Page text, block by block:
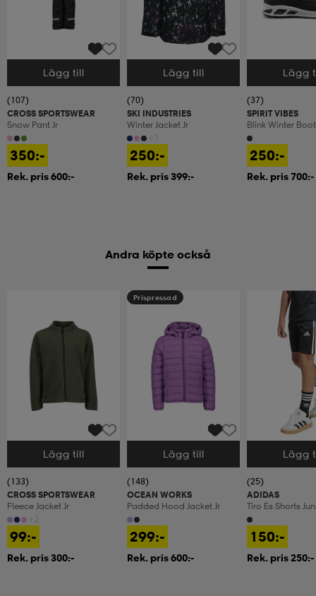
Välj storlek
Lägg till
(107)
CROSS SPORTSWEAR
Snow Pant Jr
350:-
Rek. pris 600:-
Välj storlek
Lägg till
(70)
SKI INDUSTRIES
Winter Jacket Jr
250:-
Rek. pris 399:-
Välj storlek
Lägg
(37)
SPIRIT VIBES
Blink Winter
250:-
Rek. pris 700:-
Andra köpte också
Välj storlek
Lägg till
(133)
CROSS SPORTSWEAR
Fleece Jacket Jr
99:-
Rek. pris 300:-
Prispressad
Välj storlek
Lägg till
(148)
OCEAN WORKS
Padded Hood Jacket Jr
299:-
Rek. pris 600:-
Välj storlek
Lägg
(25)
ADIDAS
Tiro Es Shorts
150:-
Rek. pris 250:-